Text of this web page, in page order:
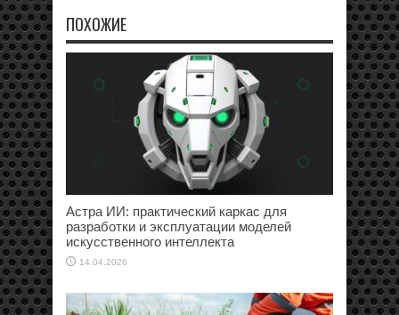
ПОХОЖИЕ
Астра ИИ: практический каркас для
разработки и эксплуатации моделей
искусственного интеллекта
14.04.2026